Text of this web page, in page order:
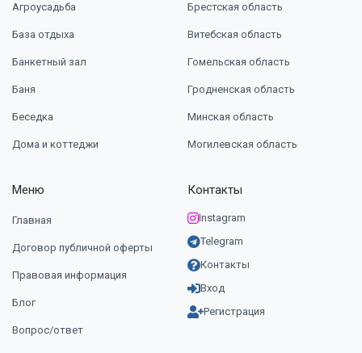
Агроусадьба
База отдыха
Банкетный зал
Баня
Беседка
Дома и коттеджи
Брестская область
Витебская область
Гомельская область
Гродненская область
Минская область
Могилевская область
Меню
Главная
Договор публичной оферты
Правовая информация
Блог
Вопрос/ответ
Контакты
Instagram
Telegram
Контакты
Вход
Регистрация